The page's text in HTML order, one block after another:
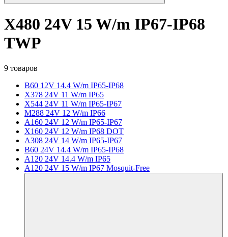
X480 24V 15 W/m IP67-IP68
TWP
9 товаров
B60 12V 14.4 W/m IP65-IP68
X378 24V 11 W/m IP65
X544 24V 11 W/m IP65-IP67
M288 24V 12 W/m IP66
A160 24V 12 W/m IP65-IP67
X160 24V 12 W/m IP68 DOT
A308 24V 14 W/m IP65-IP67
B60 24V 14.4 W/m IP65-IP68
A120 24V 14.4 W/m IP65
A120 24V 15 W/m IP67 Mosquit-Free